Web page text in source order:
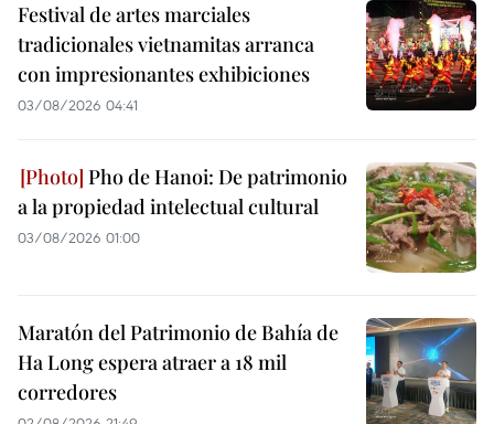
Festival de artes marciales
tradicionales vietnamitas arranca
con impresionantes exhibiciones
03/08/2026 04:41
Pho de Hanoi: De patrimonio
a la propiedad intelectual cultural
03/08/2026 01:00
Maratón del Patrimonio de Bahía de
Ha Long espera atraer a 18 mil
corredores